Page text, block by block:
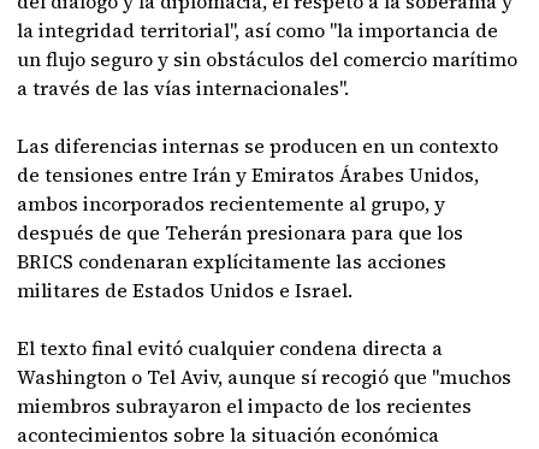
la integridad territorial", así como "la importancia de
un flujo seguro y sin obstáculos del comercio marítimo
a través de las vías internacionales".
Las diferencias internas se producen en un contexto
de tensiones entre Irán y Emiratos Árabes Unidos,
ambos incorporados recientemente al grupo, y
después de que Teherán presionara para que los
BRICS condenaran explícitamente las acciones
militares de Estados Unidos e Israel.
El texto final evitó cualquier condena directa a
Washington o Tel Aviv, aunque sí recogió que "muchos
miembros subrayaron el impacto de los recientes
acontecimientos sobre la situación económica